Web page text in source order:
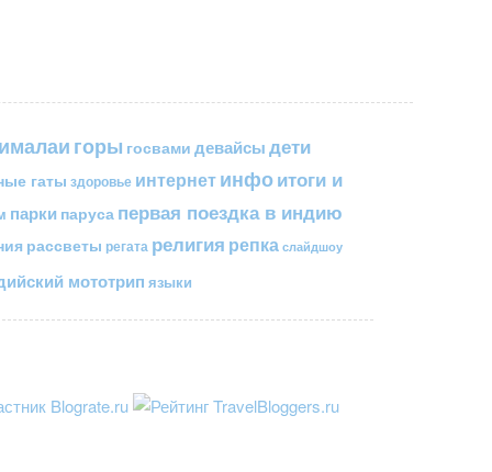
горы госвами девайсы дети
гаты здоровье интернетинфоитоги и
парки паруса первая поездка в индию
рассветы регата религия репка слайдшоу
мототрип языки